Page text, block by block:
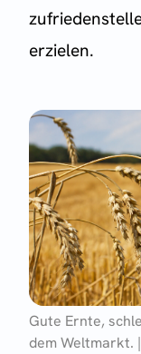
erzielen.
Gute Ernte,
dem Weltmarkt.